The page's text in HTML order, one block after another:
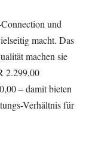
und
macht. Das
machen sie
2.299,00
– damit bieten
Verhältnis für